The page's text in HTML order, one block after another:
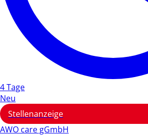
4 Tage
Neu
Stellenanzeige
AWO care gGmbH